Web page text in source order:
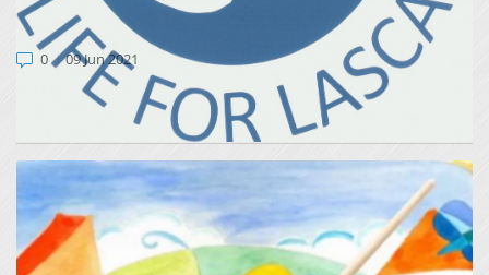
FOTOGRAFIJO
0 09 Jun 2021
junija 2021 smo zaključili natečaj za najbolj izvirno
fotografijo. Prejeli smo 140 fotografij. Zmagovalci...